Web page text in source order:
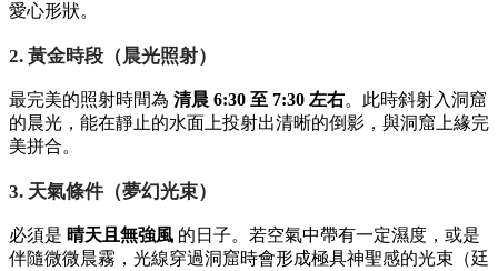
愛心形狀。
2. 黃金時段（晨光照射）
最完美的照射時間為 清晨 6:30 至 7:30 左右。此時斜射入洞窟
的晨光，能在靜止的水面上投射出清晰的倒影，與洞窟上緣完
美拼合。
3. 天氣條件（夢幻光束）
必須是 晴天且無強風 的日子。若空氣中帶有一定濕度，或是
伴隨微微晨霧，光線穿過洞窟時會形成極具神聖感的光束（廷